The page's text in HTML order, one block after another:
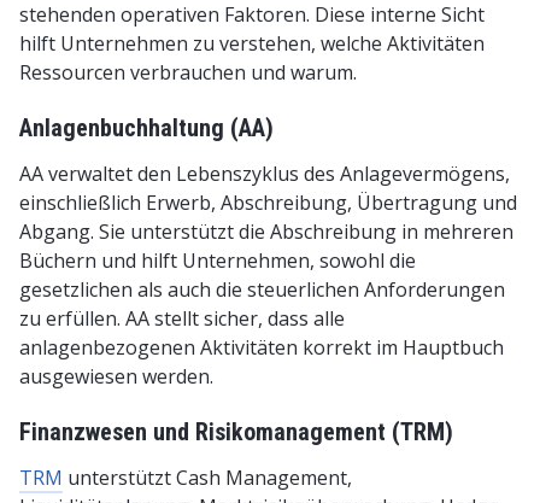
stehenden operativen Faktoren. Diese interne Sicht
hilft Unternehmen zu verstehen, welche Aktivitäten
Ressourcen verbrauchen und warum.
Anlagenbuchhaltung (AA)
AA verwaltet den Lebenszyklus des Anlagevermögens,
einschließlich Erwerb, Abschreibung, Übertragung und
Abgang. Sie unterstützt die Abschreibung in mehreren
Büchern und hilft Unternehmen, sowohl die
gesetzlichen als auch die steuerlichen Anforderungen
zu erfüllen. AA stellt sicher, dass alle
anlagenbezogenen Aktivitäten korrekt im Hauptbuch
ausgewiesen werden.
Finanzwesen und Risikomanagement (TRM)
TRM unterstützt Cash Management,